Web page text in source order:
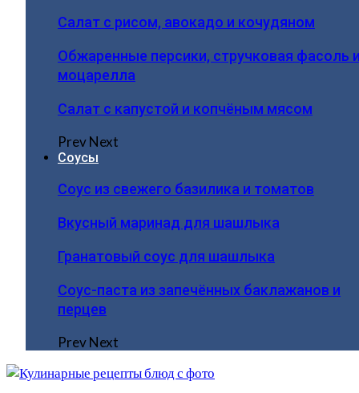
Салат с рисом, авокадо и кочудяном
Обжаренные персики, стручковая фасоль
моцарелла
Салат с капустой и копчёным мясом
PrevNext
Соусы
Соус из свежего базилика и томатов
Вкусный маринад для шашлыка
Гранатовый соус для шашлыка
Соус-паста из запечённых баклажанов и
перцев
PrevNext